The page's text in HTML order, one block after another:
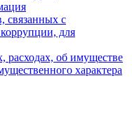
связанных с
для
расходах, об имуществе
характера